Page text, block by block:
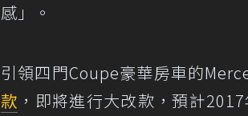
感」。
引領四門Coupe豪華房車的
款 ，即將進行大改款，預計